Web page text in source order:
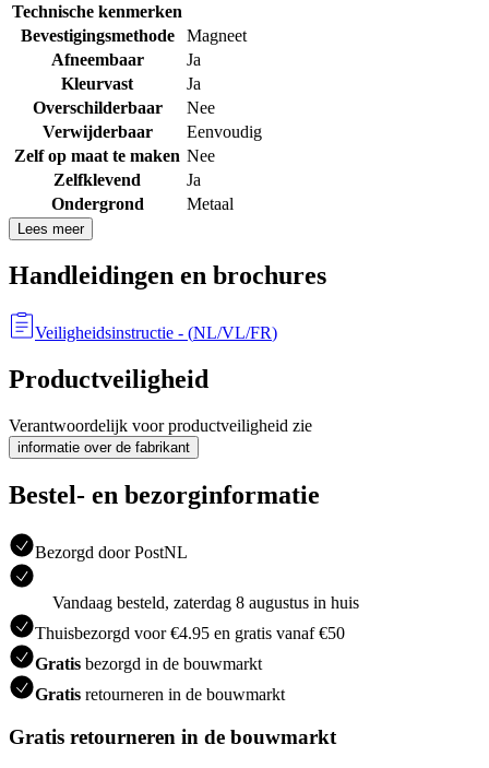
Technische kenmerken
Bevestigingsmethode
Magneet
Afneembaar
Ja
Kleurvast
Ja
Overschilderbaar
Nee
Verwijderbaar
Eenvoudig
Zelf op maat te maken Nee
Zelfklevend
Ja
Ondergrond
Metaal
Lees meer
Handleidingen en brochures
Veiligheidsinstructie - (NL/VL/FR)
Productveiligheid
Verantwoordelijk voor productveiligheid zie
informatie over de fabrikant
Bestel- en bezorginformatie
Bezorgd door PostNL
Vandaag besteld, zaterdag 8 augustus in huis
Thuisbezorgd voor €4.95 en gratis vanaf €50
Gratis bezorgd in de bouwmarkt
Gratis retourneren in de bouwmarkt
Gratis retourneren in de bouwmarkt